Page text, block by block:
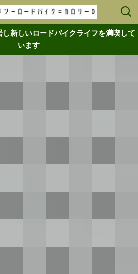
新しいロードバイクライフを満喫して
います